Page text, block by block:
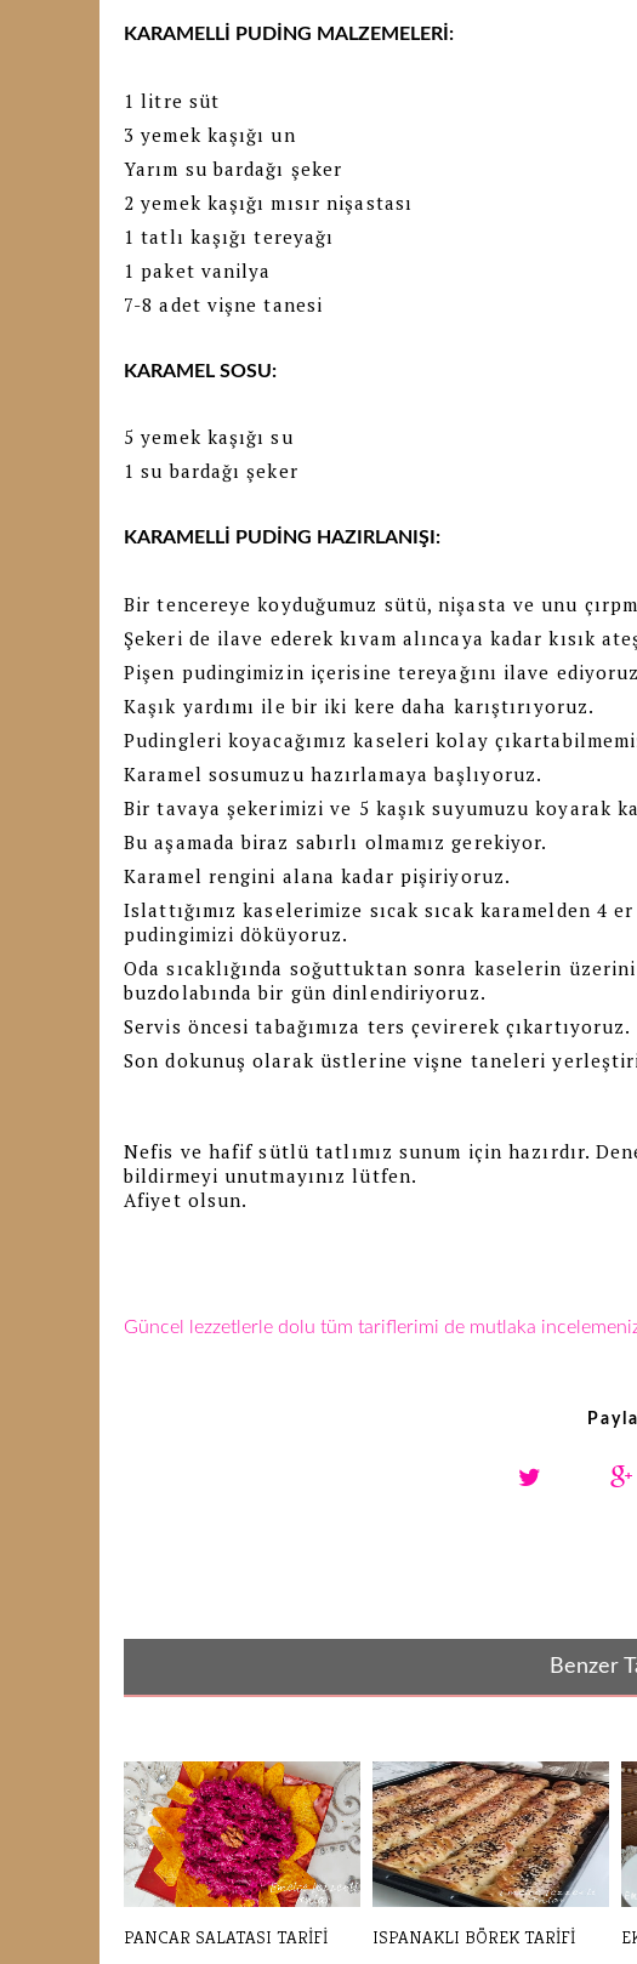
KARAMELLİ PUDİNG MALZEMELERİ:
1 litre süt
3 yemek kaşığı un
Yarım su bardağı şeker
2 yemek kaşığı mısır nişastası
1 tatlı kaşığı tereyağı
1 paket vanilya
7-8 adet vişne tanesi
KARAMEL SOSU:
5 yemek kaşığı su
1 su bardağı şeker
KARAMELLİ PUDİNG HAZIRLANIŞI:
Bir tencereye koyduğumuz sütü, nişasta ve unu
Şekeri de ilave ederek kıvam alıncaya kadar kısık
Pişen pudingimizin içerisine tereyağını ilave
Kaşık yardımı ile bir iki kere daha karıştırıyoruz.
Pudingleri koyacağımız kaseleri kolay
Karamel sosumuzu hazırlamaya başlıyoruz.
Bir tavaya şekerimizi ve 5 kaşık suyumuzu koyarak
Bu aşamada biraz sabırlı olmamız gerekiyor.
Karamel rengini alana kadar pişiriyoruz.
Islattığımız kaselerimize sıcak sıcak karamelden 4
pudingimizi döküyoruz.
Oda sıcaklığında soğuttuktan sonra kaselerin
buzdolabında bir gün dinlendiriyoruz.
Servis öncesi tabağımıza ters çevirerek çıkartıyoruz.
Son dokunuş olarak üstlerine vişne taneleri
Nefis ve hafif sütlü tatlımız sunum için hazırdır.
bildirmeyi unutmayınız lütfen.
Afiyet olsun.
Güncel lezzetlerle dolu tüm tariflerimi de mutlaka
Benzer
PANCAR SALATASI TARİFİ ISPANAKLI BÖREK TARİFİ